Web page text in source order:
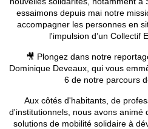
essaimons depuis mai notre
accompagner les personnes en
l'impulsion d’un Collectif
🎥 Plongez dans notre
Dominique Deveaux, qui vous
6 de notre parcours
Aux côtés d'habitants, de
d'institutionnels, nous avons animé
solutions de mobilité solidaire à